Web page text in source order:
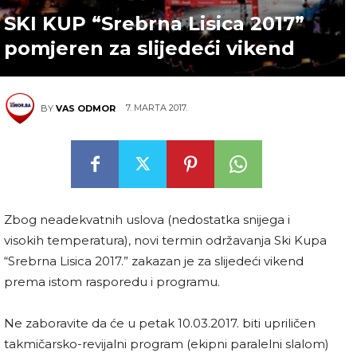
SKI KUP “Srebrna Lisica 2017”
pomjeren za slijedeći vikend
BY VAS ODMOR 7. MARTA 2017.
Zbog neadekvatnih uslova (nedostatka snijega i
visokih temperatura), novi termin održavanja Ski Kupa
“Srebrna Lisica 2017.” zakazan je za slijedeći vikend
prema istom rasporedu i programu.
Ne zaboravite da će u petak 10.03.2017. biti upriličen
takmičarsko-revijalni program (ekipni paralelni slalom)